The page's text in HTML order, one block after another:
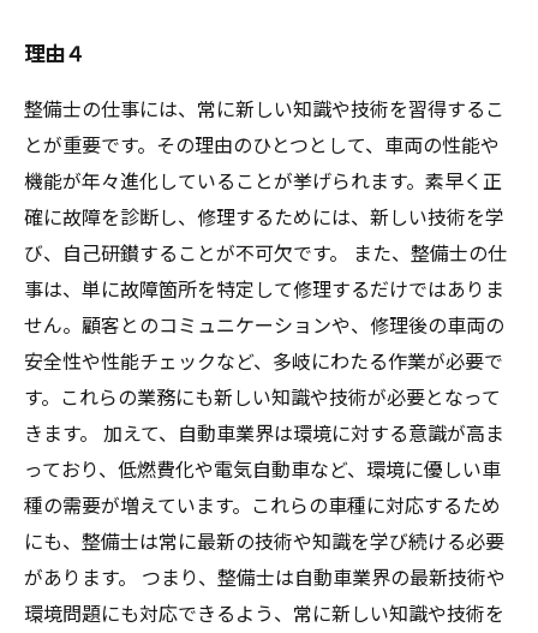
理由４
整備士の仕事には、常に新しい知識や技術を習得するこ
とが重要です。その理由のひとつとして、車両の性能や
機能が年々進化していることが挙げられます。素早く正
確に故障を診断し、修理するためには、新しい技術を学
び、自己研鑚することが不可欠です。 また、整備士の仕
事は、単に故障箇所を特定して修理するだけではありま
せん。顧客とのコミュニケーションや、修理後の車両の
安全性や性能チェックなど、多岐にわたる作業が必要で
す。これらの業務にも新しい知識や技術が必要となって
きます。 加えて、自動車業界は環境に対する意識が高ま
っており、低燃費化や電気自動車など、環境に優しい車
種の需要が増えています。これらの車種に対応するため
にも、整備士は常に最新の技術や知識を学び続ける必要
があります。 つまり、整備士は自動車業界の最新技術や
環境問題にも対応できるよう、常に新しい知識や技術を